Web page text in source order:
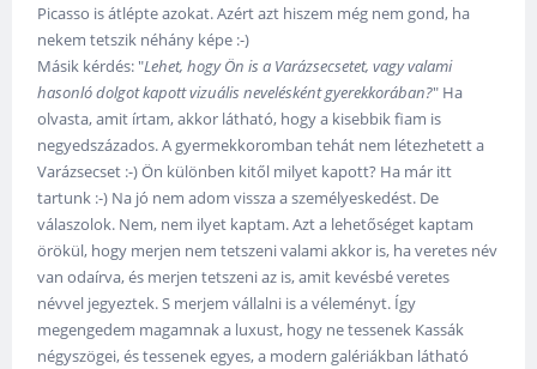
Picasso is átlépte azokat. Azért azt hiszem még nem gond, ha
nekem tetszik néhány képe :-)
Másik kérdés: "Lehet, hogy Ön is a Varázsecsetet, vagy valami
hasonló dolgot kapott vizuális nevelésként gyerekkorában?" Ha
olvasta, amit írtam, akkor látható, hogy a kisebbik fiam is
negyedszázados. A gyermekkoromban tehát nem létezhetett a
Varázsecset :-) Ön különben kitől milyet kapott? Ha már itt
tartunk :-) Na jó nem adom vissza a személyeskedést. De
válaszolok. Nem, nem ilyet kaptam. Azt a lehetőséget kaptam
örökül, hogy merjen nem tetszeni valami akkor is, ha veretes név
van odaírva, és merjen tetszeni az is, amit kevésbé veretes
névvel jegyeztek. S merjem vállalni is a véleményt. Így
megengedem magamnak a luxust, hogy ne tessenek Kassák
négyszögei, és tessenek egyes, a modern galériákban látható